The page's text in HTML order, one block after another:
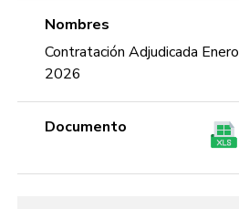
Nombres
Contratación Adjudicada Enero
2026
Documento